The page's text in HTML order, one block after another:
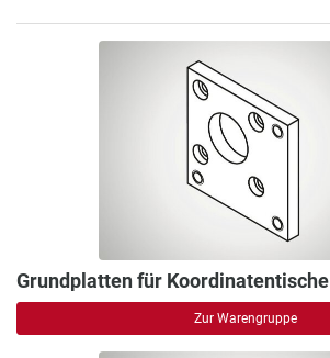
Grundplatten für Koordinatentische
Zur Warengruppe